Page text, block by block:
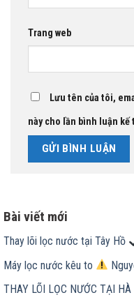
Trang web
Lưu tên của tôi,
này cho lần bình luận kế
Bài viết mới
Thay lõi lọc nước tại Tây Hồ
Máy lọc nước kêu to
THAY LÕI LỌC NƯỚC TẠI HÀ